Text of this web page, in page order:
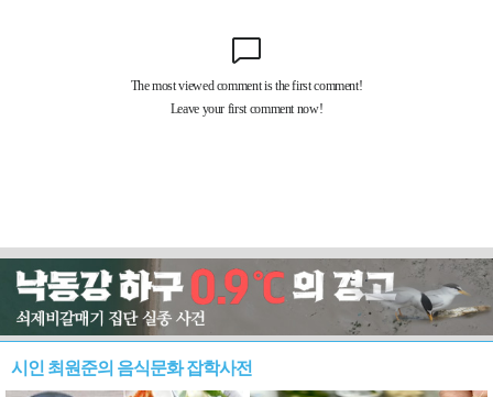
시인 최원준의 음식문화 잡학사전